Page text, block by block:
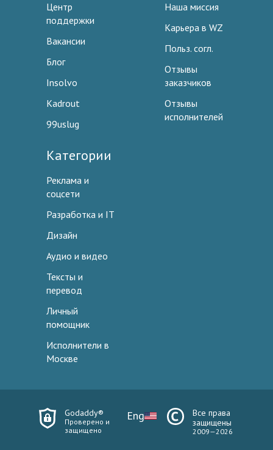
Центр
поддержки
Вакансии
Блог
Insolvo
Kadrout
99uslug
Наша миссия
Карьера в WZ
Польз. согл.
Отзывы
заказчиков
Отзывы
исполнителей
Категории
Реклама и
соцсети
Разработка и IT
Дизайн
Аудио и видео
Тексты и
перевод
Личный
помощник
Исполнители в
Москве
Godaddy®
Проверено и
защищено
Eng
Все права
защищены
2009—2026